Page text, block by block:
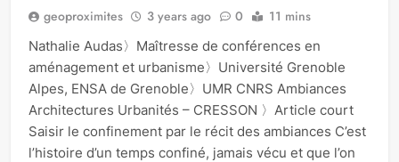
geoproximites 3 years ago 0 11 mins
Nathalie Audas〉Maîtresse de conférences en
aménagement et urbanisme〉Université Grenoble
Alpes, ENSA de Grenoble〉UMR CNRS Ambiances
Architectures Urbanités – CRESSON 〉Article court
Saisir le confinement par le récit des ambiances C’est
l’histoire d’un temps confiné, jamais vécu et que l’on